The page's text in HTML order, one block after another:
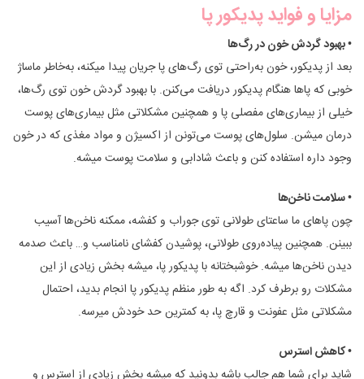
مزایا و فواید پدیکور پا
• بهبود گردش خون در رگ‌ها
بعد از پدیکور، خون به‌راحتی توی رگ‌های پا جریان پیدا میکنه، به‌خاطر ماساژ
خوبی که پاها هنگام پدیکور دریافت می‌کنن. با بهبود گردش خون توی رگ‌ها،
خیلی از بیماری‌های مفصلی پا و همچنین مشکلاتی مثل بیماری‌های پوست
درمان میشن. سلول‌های پوست می‌تونن از اکسیژن و مواد مغذی که در خون
وجود داره استفاده کنن و باعث شادابی و سلامت پوست میشه.
• سلامت ناخن‌ها
چون پاهای ما ساعتای طولانی توی جوراب و کفشه، ممکنه ناخن‌ها آسیب
ببینن. همچنین پیاده‌روی طولانی، پوشیدن کفشای نامناسب و… باعث صدمه
دیدن ناخن‌ها میشه. خوشبختانه با پدیکور پا، میشه بخش زیادی از این
مشکلات رو برطرف کرد. اگه به طور منظم پدیکور پا انجام بدید، احتمال
مشکلاتی مثل عفونت و قارچ پا، به کمترین حد خودش میرسه.
• کاهش استرس